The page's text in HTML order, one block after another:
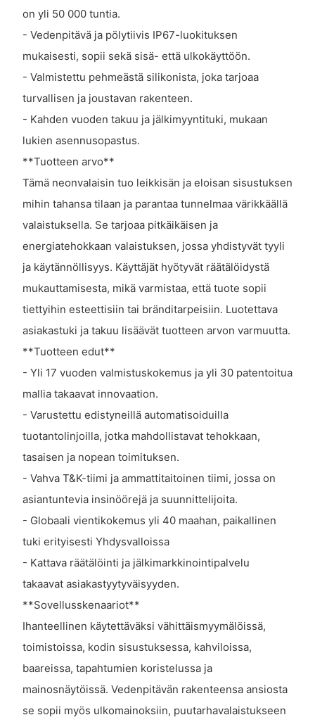
on yli 50 000 tuntia.
- Vedenpitävä ja pölytiivis IP67-luokituksen
mukaisesti, sopii sekä sisä- että ulkokäyttöön.
- Valmistettu pehmeästä silikonista, joka tarjoaa
turvallisen ja joustavan rakenteen.
- Kahden vuoden takuu ja jälkimyyntituki, mukaan
lukien asennusopastus.
**Tuotteen arvo**
Tämä neonvalaisin tuo leikkisän ja eloisan sisustuksen
mihin tahansa tilaan ja parantaa tunnelmaa värikkäällä
valaistuksella. Se tarjoaa pitkäikäisen ja
energiatehokkaan valaistuksen, jossa yhdistyvät tyyli
ja käytännöllisyys. Käyttäjät hyötyvät räätälöidystä
mukauttamisesta, mikä varmistaa, että tuote sopii
tiettyihin esteettisiin tai bränditarpeisiin. Luotettava
asiakastuki ja takuu lisäävät tuotteen arvon varmuutta.
**Tuotteen edut**
- Yli 17 vuoden valmistuskokemus ja yli 30 patentoitua
mallia takaavat innovaation.
- Varustettu edistyneillä automatisoiduilla
tuotantolinjoilla, jotka mahdollistavat tehokkaan,
tasaisen ja nopean toimituksen.
- Vahva T&K-tiimi ja ammattitaitoinen tiimi, jossa on
asiantuntevia insinöörejä ja suunnittelijoita.
- Globaali vientikokemus yli 40 maahan, paikallinen
tuki erityisesti Yhdysvalloissa
- Kattava räätälöinti ja jälkimarkkinointipalvelu
takaavat asiakastyytyväisyyden.
**Sovellusskenaariot**
Ihanteellinen käytettäväksi vähittäismyymälöissä,
toimistoissa, kodin sisustuksessa, kahviloissa,
baareissa, tapahtumien koristelussa ja
mainosnäytöissä. Vedenpitävän rakenteensa ansiosta
se sopii myös ulkomainoksiin, puutarhavalaistukseen